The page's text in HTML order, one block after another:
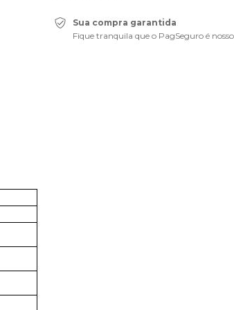
Sua compra garantida
Fique tranquila que o PagSeguro é